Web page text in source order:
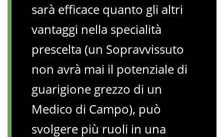
sarà efficace quanto gli altri
vantaggi nella specialità
prescelta (un Sopravvissuto
non avrà mai il potenziale di
guarigione grezzo di un
Medico di Campo), può
svolgere più ruoli in una